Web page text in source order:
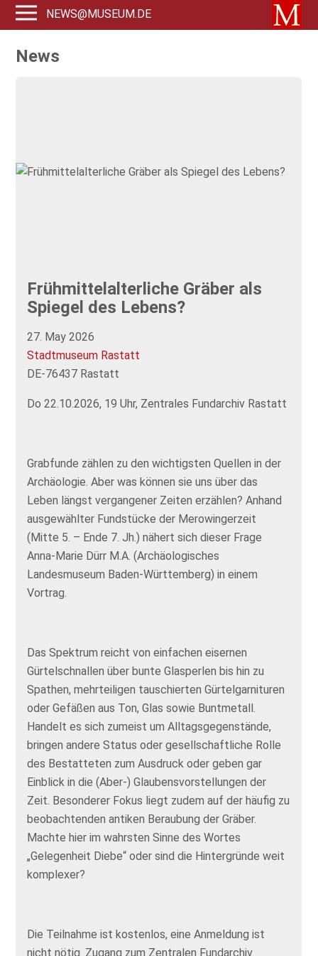
NEWS@MUSEUM.DE
News
Frühmittelalterliche Gräber als
Spiegel des Lebens?
27. May 2026
Stadtmuseum Rastatt
DE-76437 Rastatt
Do 22.10.2026, 19 Uhr, Zentrales Fundarchiv Rastatt
Grabfunde zählen zu den wichtigsten Quellen in der
Archäologie. Aber was können sie uns über das
Leben längst vergangener Zeiten erzählen? Anhand
ausgewählter Fundstücke der Merowingerzeit
(Mitte 5. – Ende 7. Jh.) nähert sich dieser Frage
Anna-Marie Dürr M.A. (Archäologisches
Landesmuseum Baden-Württemberg) in einem
Vortrag.
Das Spektrum reicht von einfachen eisernen
Gürtelschnallen über bunte Glasperlen bis hin zu
Spathen, mehrteiligen tauschierten Gürtelgarnituren
oder Gefäßen aus Ton, Glas sowie Buntmetall.
Handelt es sich zumeist um Alltagsgegenstände,
bringen andere Status oder gesellschaftliche Rolle
des Bestatteten zum Ausdruck oder geben gar
Einblick in die (Aber-) Glaubensvorstellungen der
Zeit. Besonderer Fokus liegt zudem auf der häufig zu
beobachtenden antiken Beraubung der Gräber.
Machte hier im wahrsten Sinne des Wortes
„Gelegenheit Diebe“ oder sind die Hintergründe weit
komplexer?
Die Teilnahme ist kostenlos, eine Anmeldung ist
nicht nötig. Zugang zum Zentralen Fundarchiv